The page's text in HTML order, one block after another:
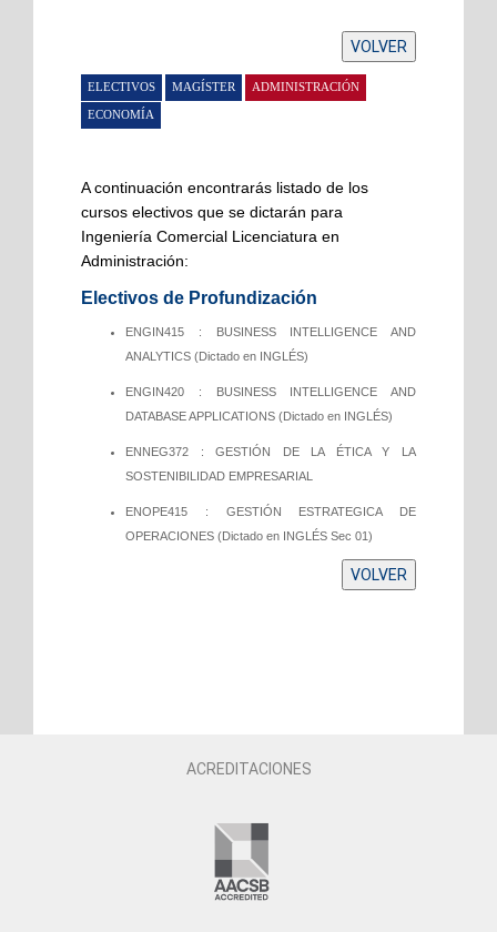
A continuación encontrarás listado de los
cursos electivos que se dictarán para
Ingeniería Comercial Licenciatura en
Administración:
Electivos de Profundización
ENGIN415 : BUSINESS INTELLIGENCE AND
ANALYTICS (Dictado en INGLÉS)
ENGIN420 : BUSINESS INTELLIGENCE AND
DATABASE APPLICATIONS (Dictado en INGLÉS)
ENNEG372 : GESTIÓN DE LA ÉTICA Y LA
SOSTENIBILIDAD EMPRESARIAL
ENOPE415 : GESTIÓN ESTRATEGICA DE
OPERACIONES (Dictado en INGLÉS Sec 01)
ACREDITACIONES